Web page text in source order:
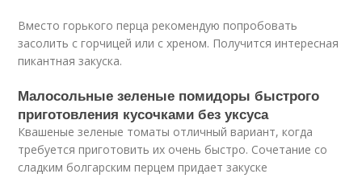
Вместо горького перца рекомендую попробовать
засолить с горчицей или с хреном. Получится интересная
пикантная закуска.
Малосольные зеленые помидоры быстрого
приготовления кусочками без уксуса
Квашеные зеленые томаты отличный вариант, когда
требуется приготовить их очень быстро. Сочетание со
сладким болгарским перцем придает закуске